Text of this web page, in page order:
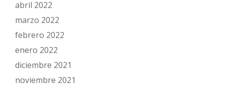
abril 2022
marzo 2022
febrero 2022
enero 2022
diciembre 2021
noviembre 2021